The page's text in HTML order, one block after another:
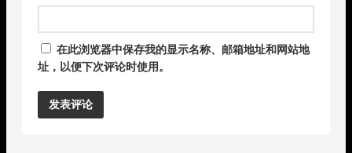
在此浏览器中保存我的显示名称、邮箱地址和网站地
址，以便下次评论时使用。